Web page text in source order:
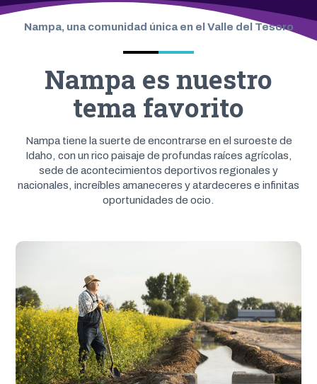
Nampa, una comunidad única en el Valle del Tesoro
Nampa es nuestro
tema favorito
Nampa tiene la suerte de encontrarse en el suroeste de
Idaho, con un rico paisaje de profundas raíces agrícolas,
sede de acontecimientos deportivos regionales y
nacionales, increíbles amaneceres y atardeceres e infinitas
oportunidades de ocio.